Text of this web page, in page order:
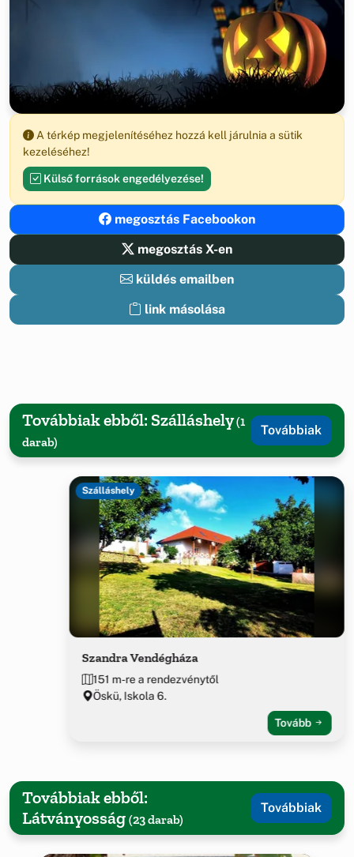
A térkép megjelenítéséhez hozzá kell járulnia a sütik
kezeléséhez!
Külső források engedélyezése!
megosztás Facebookon
megosztás X-en
küldés emailben
link másolása
Továbbiak ebből: Szálláshely(1
darab)
Továbbiak
Szálláshely
Szandra Vendégháza
151 m-re a rendezvénytől
Öskü, Iskola 6.
Tovább
Továbbiak ebből:
Látványosság (23 darab)
Továbbiak